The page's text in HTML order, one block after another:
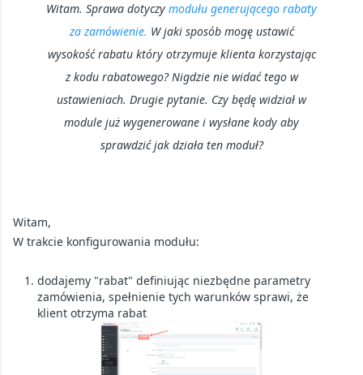
Witam. Sprawa dotyczy modułu generującego rabaty
za zamówienie. W jaki sposób mogę ustawić
wysokość rabatu który otrzymuje klienta korzystając
z kodu rabatowego? Nigdzie nie widać tego w
ustawieniach. Drugie pytanie. Czy będę widział w
module już wygenerowane i wysłane kody aby
sprawdzić jak działa ten moduł?
Witam,
W trakcie konfigurowania modułu:
dodajemy "rabat" definiując niezbędne parametry
zamówienia, spełnienie tych warunków sprawi, że
klient otrzyma rabat